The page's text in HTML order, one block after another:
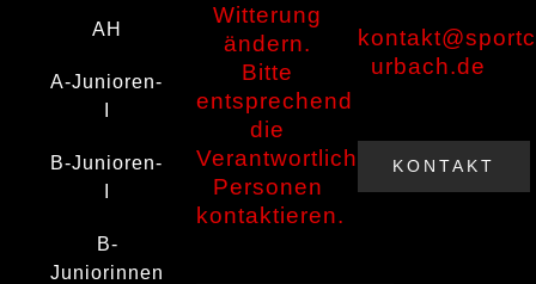
AH
A-Junioren-
B-Junioren-
B-
Juniorinnen
Witterung
ändern.
Bitte
entsprechend
die
Verantwortlichen
Personen
kontaktieren.
urbach.de
KONTAKT